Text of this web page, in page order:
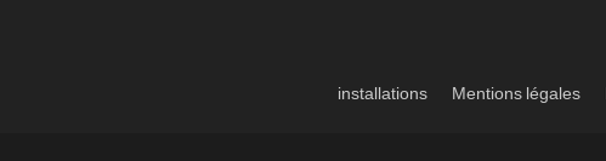
installations
Mentions légales